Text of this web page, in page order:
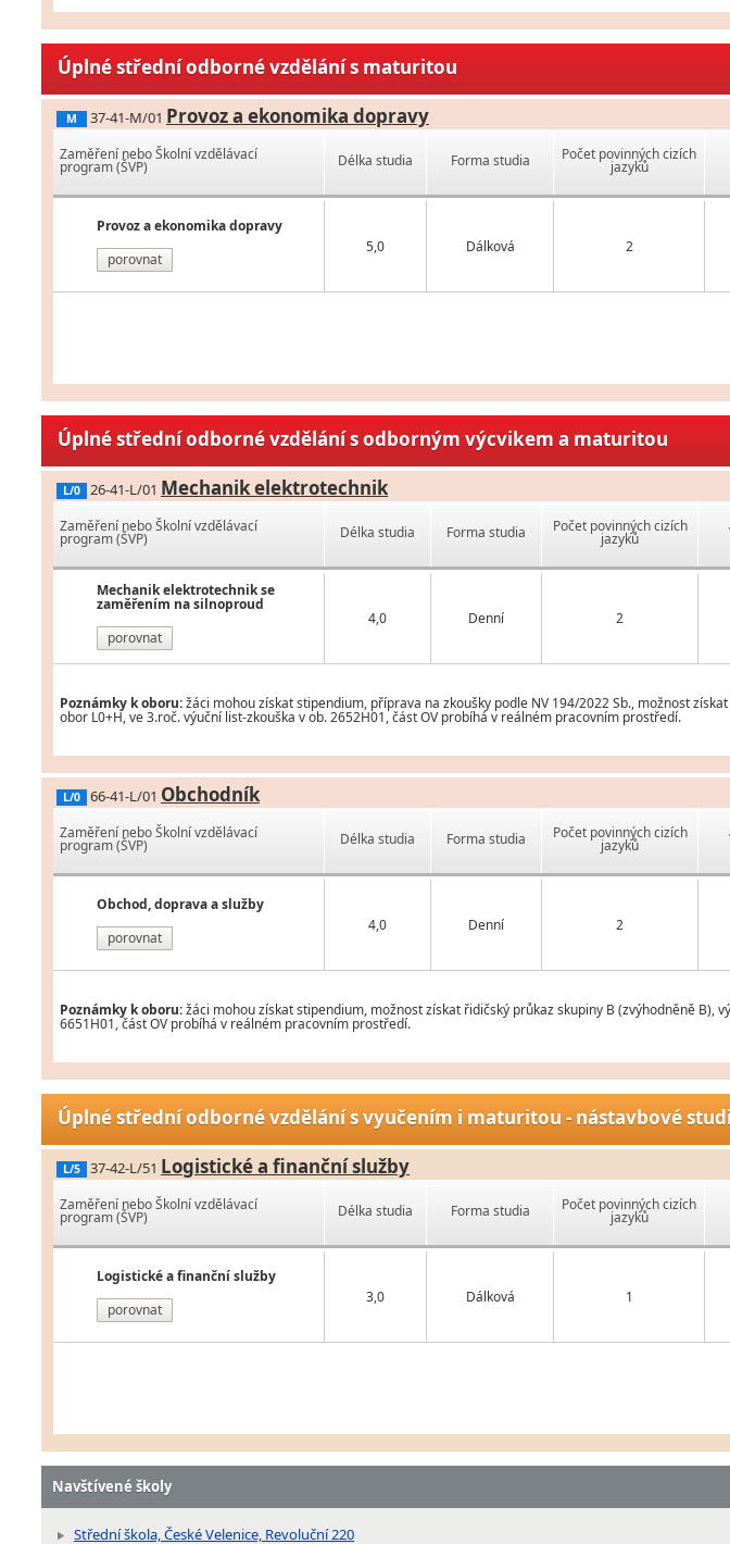
Úplné střední odborné vzdělání s maturitou
M 37-41-M/01 Provoz a ekonomika dopravy
Zaměření nebo Školní vzdělávací
program (ŠVP)
Provoz a ekonomika dopravy
porovnat
Délka studia Forma studia Počet povinných cizích
jazyků
5,0 Dálková 2
Úplné střední odborné vzdělání s odborným výcvikem a maturitou
L/0 26-41-L/01 Mechanik elektrotechnik
Zaměření nebo Školní vzdělávací
program (ŠVP)
Mechanik elektrotechnik se
zaměřením na silnoproud
porovnat
Délka studia Forma studia Počet povinných cizích
jazyků
4,0 Denní 2
Poznámky k oboru:žáci mohou získat stipendium, příprava na zkoušky podle NV 194/2022 Sb., možnost
obor L0+H, ve 3.roč. výuční list-zkouška v ob. 2652H01, část OV probíhá v reálném pracovním prostředí.
L/0 66-41-L/01 Obchodník
Zaměření nebo Školní vzdělávací
program (ŠVP)
Obchod, doprava a služby
porovnat
Délka studia Forma studia Počet povinných cizích
jazyků
4,0 Denní 2
Poznámky k oboru:žáci mohou získat stipendium, možnost získat řidičský průkaz skupiny B (zvýhodněně B),
6651H01, část OV probíhá v reálném pracovním prostředí.
Úplné střední odborné vzdělání s vyučením i maturitou - nástavbové
L/5 37-42-L/51 Logistické a finanční služby
Zaměření nebo Školní vzdělávací
program (ŠVP)
Logistické a finanční služby
porovnat
Délka studia Forma studia Počet povinných cizích
jazyků
3,0 Dálková 1
Navštívené školy
Střední škola, České Velenice, Revoluční 220